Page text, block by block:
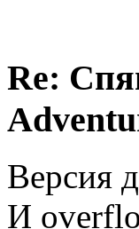
Re:
Версия
И